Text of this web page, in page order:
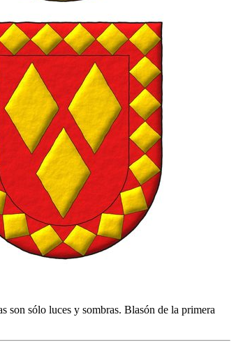
son sólo luces y sombras. Blasón de la primera